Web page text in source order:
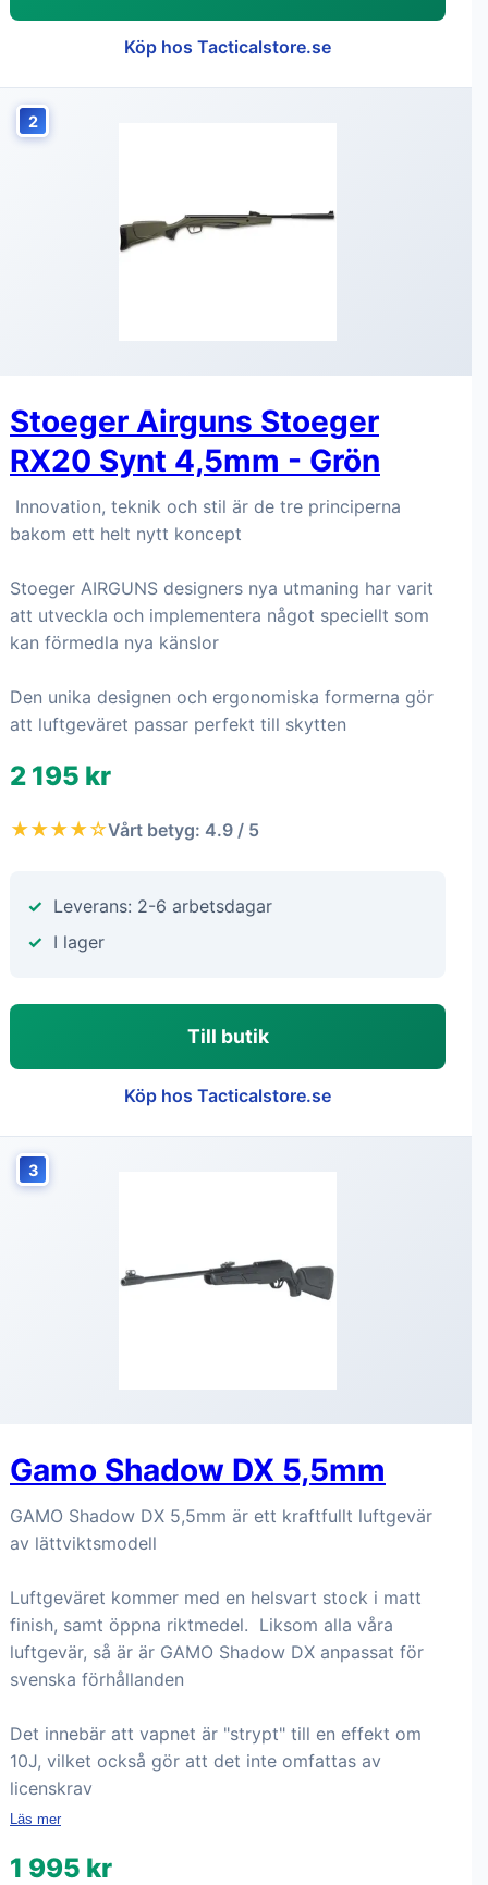
Köp hos Tacticalstore.se
2
Stoeger Airguns Stoeger
RX20 Synt 4,5mm - Grön
Innovation, teknik och stil är de tre principerna
bakom ett helt nytt koncept
Stoeger AIRGUNS designers nya utmaning har varit
att utveckla och implementera något speciellt som
kan förmedla nya känslor
Den unika designen och ergonomiska formerna gör
att luftgeväret passar perfekt till skytten
2 195 kr
★★★★☆Vårt betyg: 4.9 / 5
Leverans: 2-6 arbetsdagar
I lager
Till butik
Köp hos Tacticalstore.se
3
Gamo Shadow DX 5,5mm
GAMO Shadow DX 5,5mm är ett kraftfullt luftgevär
av lättviktsmodell
Luftgeväret kommer med en helsvart stock i matt
finish, samt öppna riktmedel. Liksom alla våra
luftgevär, så är är GAMO Shadow DX anpassat för
svenska förhållanden
Det innebär att vapnet är "strypt" till en effekt om
10J, vilket också gör att det inte omfattas av
licenskrav
Läs mer
1 995 kr